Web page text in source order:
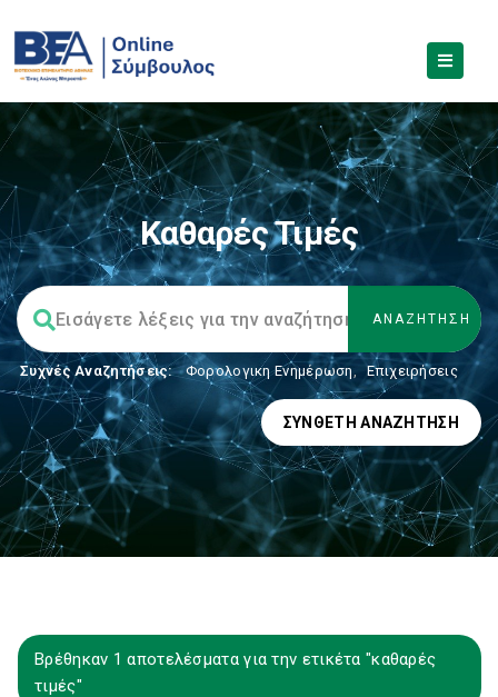
Καθαρές Τιμές
Συχνές Αναζητήσεις: Φορολογικη Ενημέρωση, Επιχειρήσεις
ΣΎΝΘΕΤΗ ΑΝΑΖΉΤΗΣΗ
Βρέθηκαν 1 αποτελέσματα για την ετικέτα "καθαρές
τιμές"